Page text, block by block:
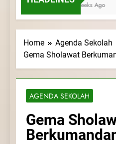
3 Weeks Ago
Home
Agenda Sekolah
Gema Sholawat
AGENDA SEKOLAH
Gema